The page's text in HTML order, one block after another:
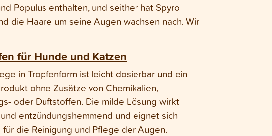
Populus enthalten, und seither hat Spyro
die Haare um seine Augen wachsen nach. Wir
für Hunde und Katzen
in Tropfenform ist leicht dosierbar und ein
ohne Zusätze von Chemikalien,
oder Duftstoffen. Die milde Lösung wirkt
entzündungshemmend und eignet sich
die Reinigung und Pflege der Augen.